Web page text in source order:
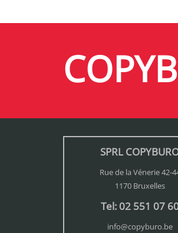
SPRL
Rue de la Vénerie 42-
1170 Bruxelles
Tel: 02 551 07
info@copyburo.be